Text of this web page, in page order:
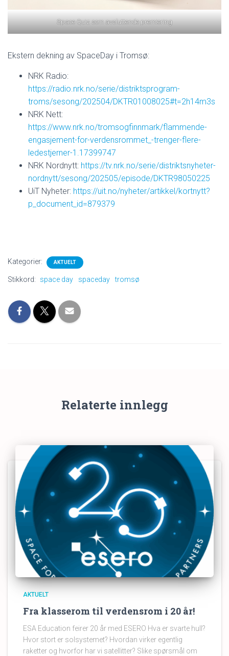
Space Quiz som avsluttende premiering
Ekstern dekning av SpaceDay i Tromsø:
NRK Radio:
https://radio.nrk.no/serie/distriktsprogram-
troms/sesong/202504/DKTR01008025#t=2h14m3s
NRK Nett:
https://www.nrk.no/tromsogfinnmark/flammende-
engasjement-for-verdensrommet_-trenger-flere-
ledestjerner-1.17399747
NRK Nordnytt: https://tv.nrk.no/serie/distriktsnyheter-
nordnytt/sesong/202505/episode/DKTR98050225
UiT Nyheter: https://uit.no/nyheter/artikkel/kortnytt?
p_document_id=879379
Kategorier: AKTUELT
Stikkord: space day spaceday tromsø
Relaterte innlegg
AKTUELT
Fra klasserom til verdensrom i 20 år!
ESA Education feirer 20 år med ESERO Hva er svarte hull?
Hvor stort er solsystemet? Hvordan virker egentlig
raketter og hvorfor har vi satellitter? Slike spørsmål om